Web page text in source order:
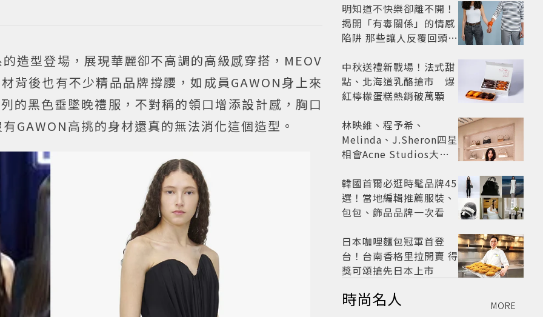
造型登場，展現華麗卻不高調的高級感穿搭，MEOV
背後也有不少精品品牌撐腰，如成員GAWON身上來
黑色垂墜晚禮服，不對稱的領口增添設計感，胸口
GAWON高挑的身材還真的無法消化這個造型。
明知道不快樂卻離不開！
揭開「有毒關係」的情感
陷阱 那些讓人反覆回頭的
戒？
中秋送禮新戰場！法式甜
點、北海道乳酪搶市 爆
紅檸檬蛋糕熱銷破萬顆
林映維、程予希、
Melinda、J.Sheron四星
相會Acne Studios大曬
韓國首爾必逛時髦品牌45
選！當地編輯推薦服裝、
包包、飾品品牌一次看
日本咖哩麵包冠軍首登
台！台南香格里拉開賣 得
獎可頌搶先日本上市
時尚名人 MORE